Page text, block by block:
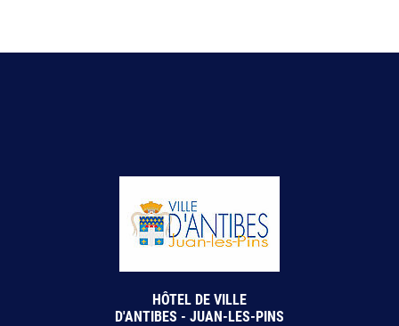
HÔTEL DE VILLE
D'ANTIBES - JUAN-LES-PINS